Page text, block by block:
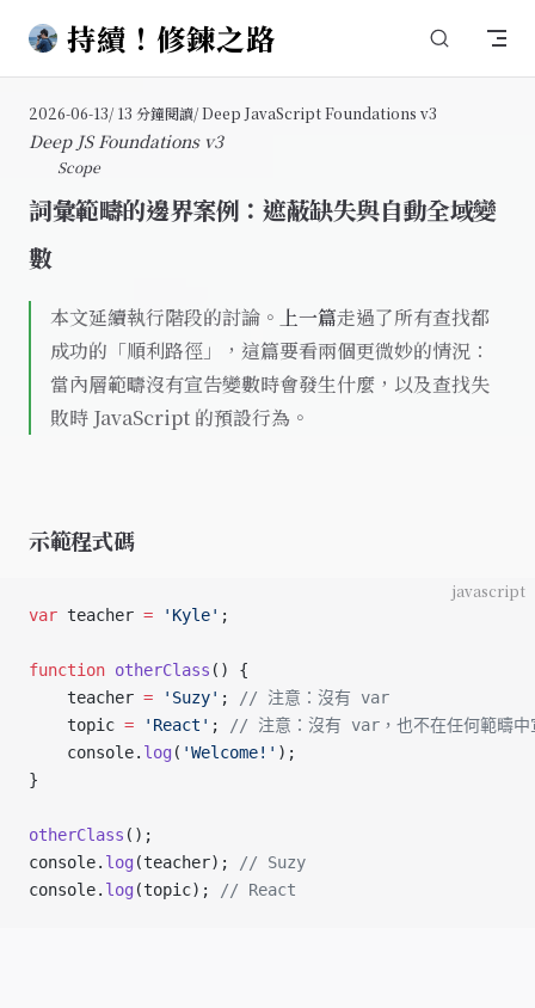
Skip to content
持續！修鍊之路
2026-06-13/ 13 分鐘閱讀/ Deep JavaScript Foundations v3
Deep JS Foundations v3
Scope
詞彙範疇的邊界案例：遮蔽缺失與自動全域變
數
本文延續執行階段的討論。 上一篇走過了所有查找都
成功的「順利路徑」，這篇要看兩個更微妙的情況：
當內層範疇沒有宣告變數時會發生什麼，以及查找失
敗時 JavaScript 的預設行為。
示範程式碼
javascript
var teacher = 'Kyle' ;
function otherClass () {
    teacher
= 'Suzy' ;
// 注意：沒有 var
    topic
= 'React' ;
// 注意：沒有 var，也不在任何範疇中
    console.
log ( 'Welcome!' );
}
otherClass ();
console. log (teacher);
// Suzy
console. log (topic); // React